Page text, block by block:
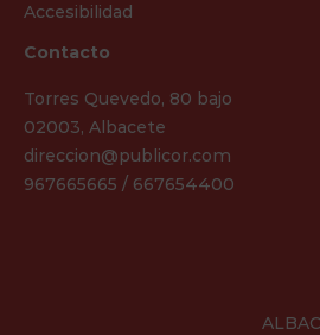
Accesibilidad
Contacto
Torres Quevedo, 80 bajo
02003, Albacete
direccion@publicor.com
967665665 / 667654400